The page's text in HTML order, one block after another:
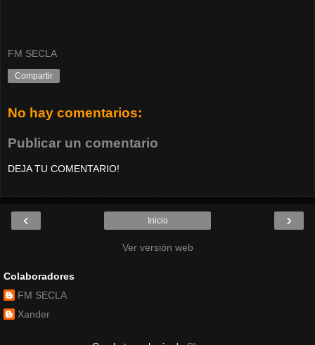
FM SECLA
Compartir
No hay comentarios:
Publicar un comentario
DEJA TU COMENTARIO!
‹ ›
Inicio
Ver versión web
Colaboradores
FM SECLA
Xander